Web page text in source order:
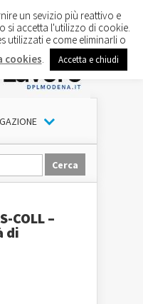
COLL –
di
un sevizio più reattivo e
si accetta l'utilizzo di cookie.
utilizzati e come eliminarli o
cookies Accetta e chiudi